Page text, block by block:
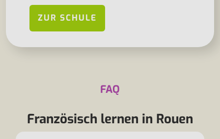
ZUR SCHULE
FAQ
Französisch lernen in Rouen